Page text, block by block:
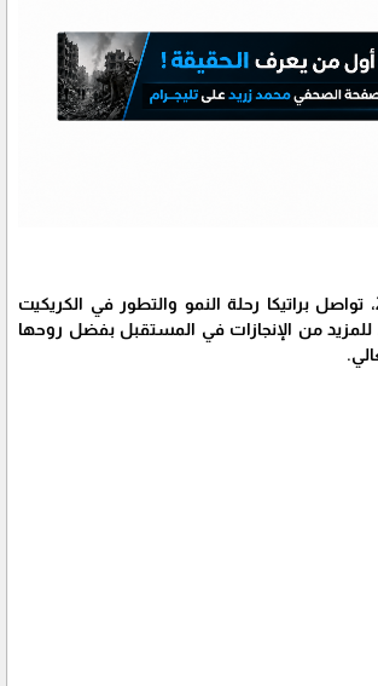
الآن، في سن الـ 24، تواصل براتيكا رحلة النمو والتطور في الكريكيت
من الإنجازات في المستقبل بفضل روحها